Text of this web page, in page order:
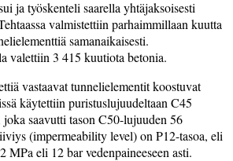
ja työskenteli saarella yhtäjaksoisesti
valmistettiin parhaimmillaan kuutta
samanaikaisesti.
valettiin 3 415 kuutiota betonia.
vastaavat tunnelielementit koostuvat
käytettiin puristuslujuudeltaan C45
joka saavutti tason C50-lujuuden 56
(impermeability level) on P12-tasoa, eli
MPa eli 12 bar vedenpaineeseen asti.